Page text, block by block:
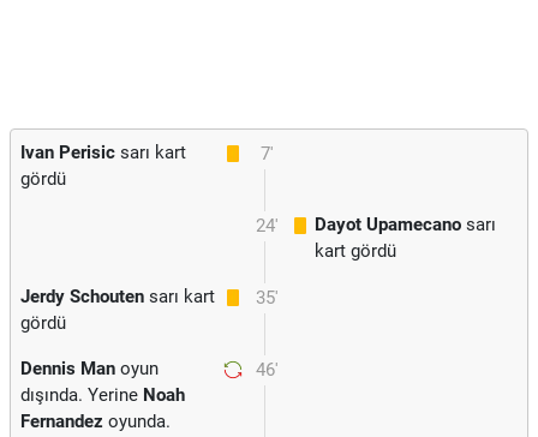
7'
Ivan Perisic sarı kart
gördü
24' Dayot Upamecano sarı
kart gördü
35'
Jerdy Schouten sarı kart
gördü
46'
Dennis Man oyun
dışında. Yerine Noah
Fernandez oyunda.